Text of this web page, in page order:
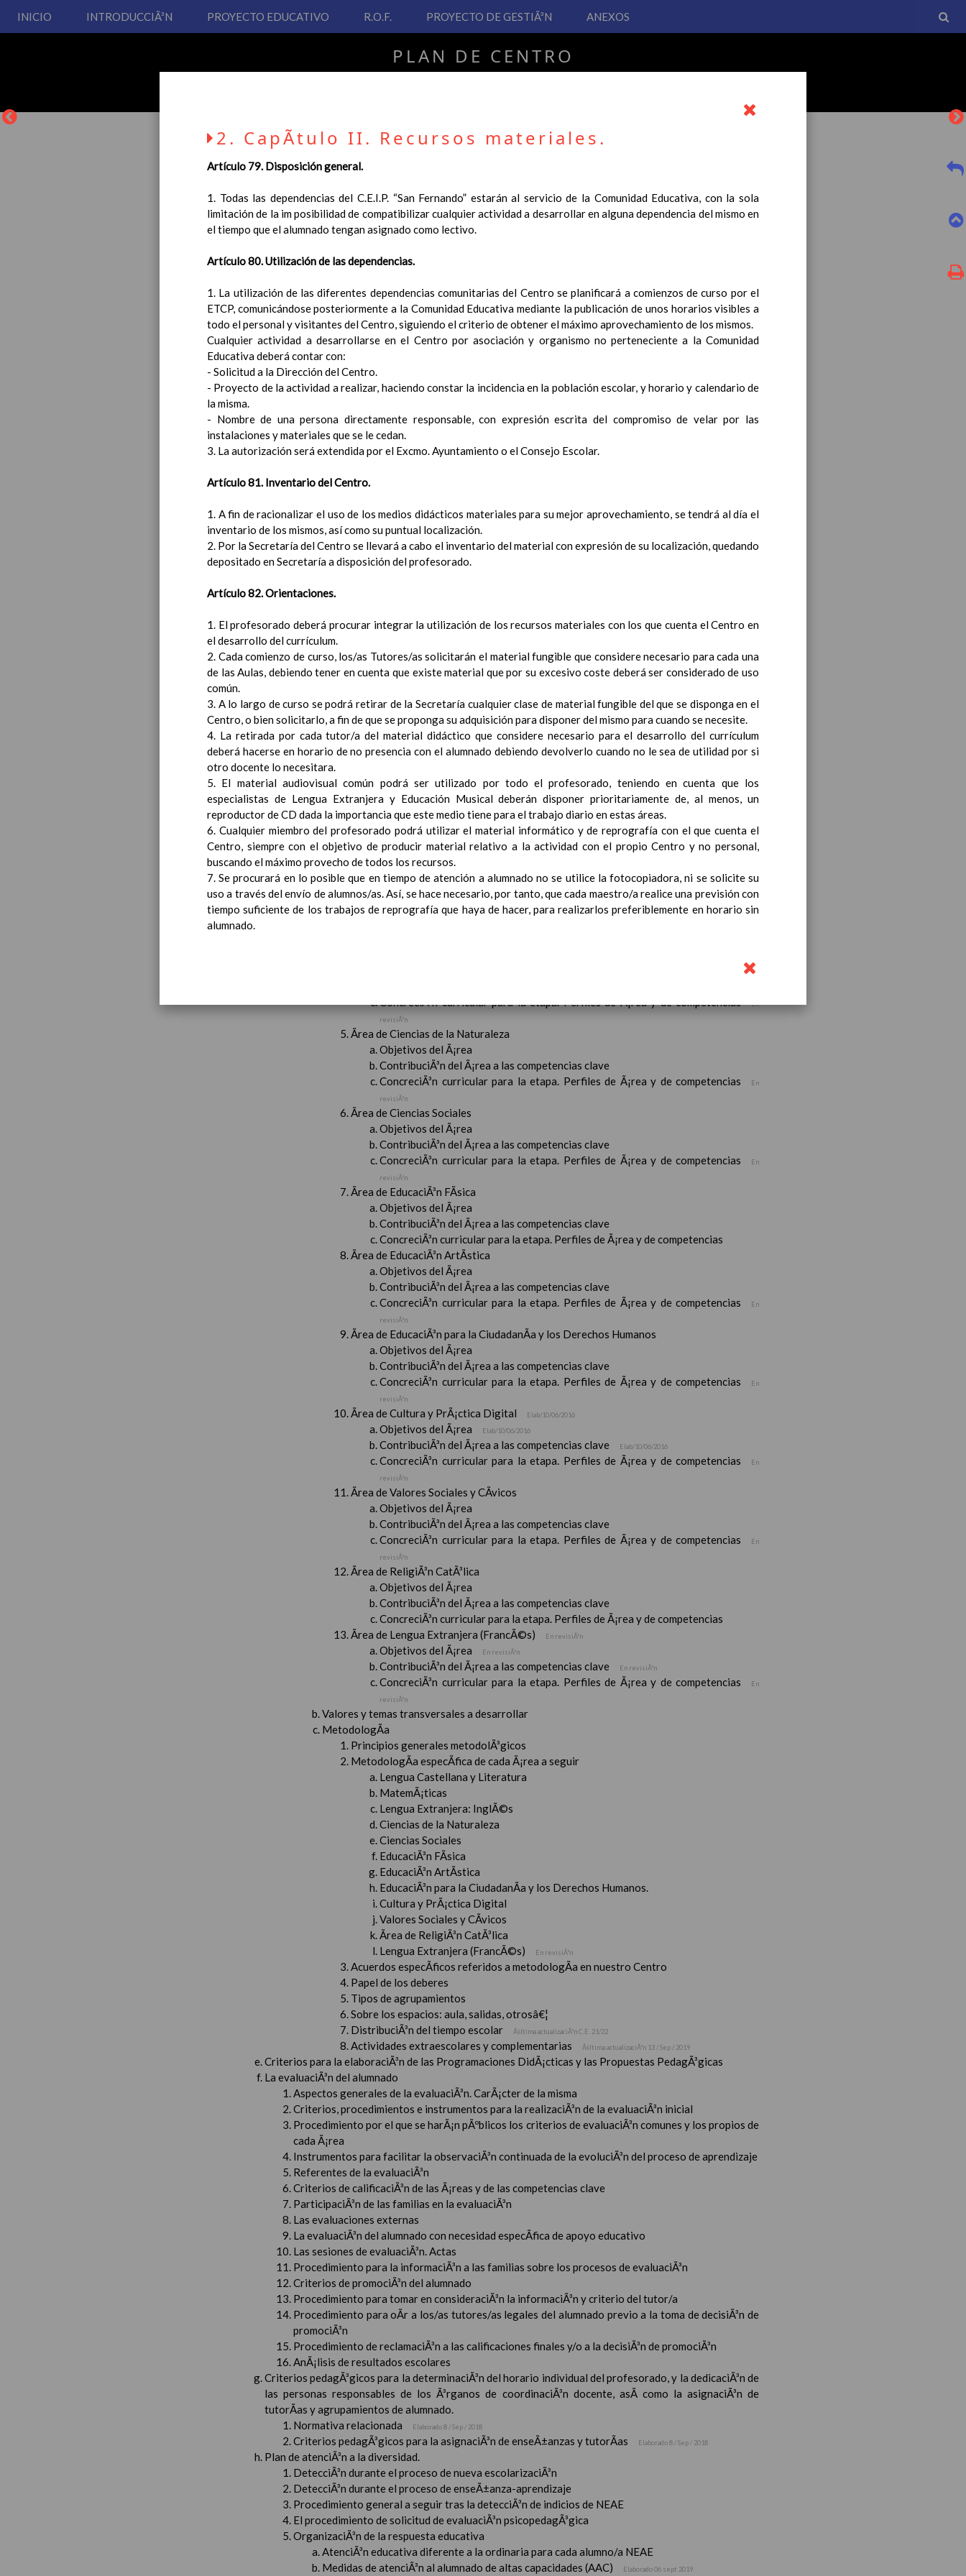
INICIO INTRODUCCIÃ³N PROYECTO EDUCATIVO R.O.F. PROYECTO DE GESTIÃ³N ANEXOS
PLAN DE CENTRO
La entrada en vigor del Real Decreto 126/2014, de 28 de febrero, por el que se establece el currículo básico de la
Educación Primaria, se ha hecho necesario la revisión y adecuación de nuestro Plan de Centro a esta normativa, el
Contenido
IntroducciÃ³n
AnÃ¡lisis del Contexto
Proyecto Educativo
Marco Normativo
LÃ­neas generales de actuaciÃ³n pedagÃ³gica
CoordinaciÃ³n y concreciÃ³n de los contenidos curriculares, asÃ­ como el tratamiento transversal en las
Ã¡reas de la educaciÃ³n en valores y otras enseÃ±anzas
Objetivos generales
InterrelaciÃ³n de las inteligencias mÃºltiples con los objetivos generales y de Ã¡reas
curriculares.
Competencias bÃ¡sicas
15 noviembre 2019
ProgramaciÃ³n y relaciÃ³n de los elementos curriculares del 2Âº ciclo de e. Infantil
EvaluaciÃ³n
AtenciÃ³n a la diversidad
15 noviembre 2019
Proyecto curricular de ReligiÃ³n CatÃ³lica en Segundo Ciclo de Infantil
ConcreciÃ³n curricular para la etapa
15 noviembre 2019
Ãrea III: Lenguajes: comunicaciÃ³n y representaciÃ³n 15 noviembre 2019
Ãrea I: Conocimiento de sÃ­ mismo y autonomÃ­a personal 15 noviembre 2019
MetodologÃ­a 15 noviembre 2019
Recursos 15 noviembre 2019
EducaciÃ³n Primaria
CoordinaciÃ³n y concreciÃ³n curricular
Objetivos de la etapa
Ãrea de Lengua Castellana y Literatura
Objetivos del Ã¡rea
ContribuciÃ³n del Ã¡rea a las competencias clave
ConcreciÃ³n curricular para la etapa. Perfiles de Ã¡rea y de competencias
En
revisiÃ³n
Ãrea de MatemÃ¡ticas
Objetivos del Ã¡rea
ContribuciÃ³n del Ã¡rea a las competencias clave
ConcreciÃ³n curricular para la etapa. Perfiles de Ã¡rea y de competencias
En
revisiÃ³n
Ãrea de Ciencias de la Naturaleza
Objetivos del Ã¡rea
ContribuciÃ³n del Ã¡rea a las competencias clave
ConcreciÃ³n curricular para la etapa. Perfiles de Ã¡rea y de competencias
En
revisiÃ³n
Ãrea de Ciencias Sociales
Objetivos del Ã¡rea
ContribuciÃ³n del Ã¡rea a las competencias clave
ConcreciÃ³n curricular para la etapa. Perfiles de Ã¡rea y de competencias
En
revisiÃ³n
Ãrea de EducaciÃ³n FÃ­sica
Objetivos del Ã¡rea
ContribuciÃ³n del Ã¡rea a las competencias clave
ConcreciÃ³n curricular para la etapa. Perfiles de Ã¡rea y de competencias
Ãrea de EducaciÃ³n ArtÃ­stica
Objetivos del Ã¡rea
ContribuciÃ³n del Ã¡rea a las competencias clave
ConcreciÃ³n curricular para la etapa. Perfiles de Ã¡rea y de competencias
En
revisiÃ³n
Ãrea de EducaciÃ³n para la CiudadanÃ­a y los Derechos Humanos
Objetivos del Ã¡rea
ContribuciÃ³n del Ã¡rea a las competencias clave
ConcreciÃ³n curricular para la etapa. Perfiles de Ã¡rea y de competencias
En
revisiÃ³n
Ãrea de Cultura y PrÃ¡ctica Digital Elab/10/06/2016
Objetivos del Ã¡rea Elab/10/06/2016
ContribuciÃ³n del Ã¡rea a las competencias clave Elab/10/06/2016
ConcreciÃ³n curricular para la etapa. Perfiles de Ã¡rea y de competencias
En
revisiÃ³n
Ãrea de Valores Sociales y CÃ­vicos
Objetivos del Ã¡rea
ContribuciÃ³n del Ã¡rea a las competencias clave
ConcreciÃ³n curricular para la etapa. Perfiles de Ã¡rea y de competencias
En
revisiÃ³n
Ãrea de ReligiÃ³n CatÃ³lica
Objetivos del Ã¡rea
ContribuciÃ³n del Ã¡rea a las competencias clave
ConcreciÃ³n curricular para la etapa. Perfiles de Ã¡rea y de competencias
Ãrea de Lengua Extranjera (FrancÃ©s)
En revisiÃ³n
Objetivos del Ã¡rea En revisiÃ³n
ContribuciÃ³n del Ã¡rea a las competencias clave En revisiÃ³n
ConcreciÃ³n curricular para la etapa. Perfiles de Ã¡rea y de competencias
En
revisiÃ³n
Valores y temas transversales a desarrollar
MetodologÃ­a
Principios generales metodolÃ³gicos
MetodologÃ­a especÃ­fica de cada Ã¡rea a seguir
Lengua Castellana y Literatura
MatemÃ¡ticas
Lengua Extranjera: InglÃ©s
Ciencias de la Naturaleza
Ciencias Sociales
EducaciÃ³n FÃ­sica
EducaciÃ³n ArtÃ­stica
EducaciÃ³n para la CiudadanÃ­a y los Derechos Humanos.
Cultura y PrÃ¡ctica Digital
Valores Sociales y CÃ­vicos
Ãrea de ReligiÃ³n CatÃ³lica
Lengua Extranjera (FrancÃ©s)
En revisiÃ³n
Acuerdos especÃ­ficos referidos a metodologÃ­a en nuestro Centro
Papel de los deberes
Tipos de agrupamientos
Sobre los espacios: aula, salidas, otrosâ€¦
DistribuciÃ³n del tiempo escolar
Ãšltima actualizaciÃ³n C.E. 21/22
Actividades extraescolares y complementarias Ãšltima actualizaciÃ³n 13 / Sep / 2019
Criterios para la elaboraciÃ³n de las Programaciones DidÃ¡cticas y las Propuestas PedagÃ³gicas
La evaluaciÃ³n del alumnado
Aspectos generales de la evaluaciÃ³n. CarÃ¡cter de la misma
Criterios, procedimientos e instrumentos para la realizaciÃ³n de la evaluaciÃ³n inicial
Procedimiento por el que se harÃ¡n pÃºblicos los criterios de evaluaciÃ³n comunes y los propios de
cada Ã¡rea
Instrumentos para facilitar la observaciÃ³n continuada de la evoluciÃ³n del proceso de aprendizaje
Referentes de la evaluaciÃ³n
Criterios de calificaciÃ³n de las Ã¡reas y de las competencias clave
ParticipaciÃ³n de las familias en la evaluaciÃ³n
Las evaluaciones externas
La evaluaciÃ³n del alumnado con necesidad especÃ­fica de apoyo educativo
Las sesiones de evaluaciÃ³n. Actas
Procedimiento para la informaciÃ³n a las familias sobre los procesos de evaluaciÃ³n
Criterios de promociÃ³n del alumnado
Procedimiento para tomar en consideraciÃ³n la informaciÃ³n y criterio del tutor/a
Procedimiento para oÃ­r a los/as tutores/as legales del alumnado previo a la toma de decisiÃ³n de
promociÃ³n
Procedimiento de reclamaciÃ³n a las calificaciones finales y/o a la decisiÃ³n de promociÃ³n
AnÃ¡lisis de resultados escolares
Criterios pedagÃ³gicos para la determinaciÃ³n del horario individual del profesorado, y la dedicaciÃ³n de
las personas responsables de los Ã³rganos de coordinaciÃ³n docente, asÃ­ como la asignaciÃ³n de
tutorÃ­as y agrupamientos de alumnado.
Normativa relacionada
Elaborado 8 / Sep / 2018
Criterios pedagÃ³gicos para la asignaciÃ³n de enseÃ±anzas y tutorÃ­as Elaborado 8 / Sep / 2018
Plan de atenciÃ³n a la diversidad.
DetecciÃ³n durante el proceso de nueva escolarizaciÃ³n
DetecciÃ³n durante el proceso de enseÃ±anza-aprendizaje
Procedimiento general a seguir tras la detecciÃ³n de indicios de NEAE
El procedimiento de solicitud de evaluaciÃ³n psicopedagÃ³gica
OrganizaciÃ³n de la respuesta educativa
AtenciÃ³n educativa diferente a la ordinaria para cada alumno/a NEAE
Medidas de atenciÃ³n al alumnado de altas capacidades (AAC)
Elaborado 06 sept 2019
2. CapÃ­tulo II. Recursos materiales.
Artículo 79. Disposición general.
1. Todas las dependencias del C.E.I.P. “San Fernando” estarán al servicio de la Comunidad Educativa, con la sola
limitación de la im posibilidad de compatibilizar cualquier actividad a desarrollar en alguna dependencia del mismo en
el tiempo que el alumnado tengan asignado como lectivo.
Artículo 80. Utilización de las dependencias.
1. La utilización de las diferentes dependencias comunitarias del Centro se planificará a comienzos de curso por el
ETCP, comunicándose posteriormente a la Comunidad Educativa mediante la publicación de unos horarios visibles a
todo el personal y visitantes del Centro, siguiendo el criterio de obtener el máximo aprovechamiento de los mismos.
Cualquier actividad a desarrollarse en el Centro por asociación y organismo no perteneciente a la Comunidad
Educativa deberá contar con:
- Solicitud a la Dirección del Centro.
- Proyecto de la actividad a realizar, haciendo constar la incidencia en la población escolar, y horario y calendario de
la misma.
- Nombre de una persona directamente responsable, con expresión escrita del compromiso de velar por las
instalaciones y materiales que se le cedan.
3. La autorización será extendida por el Excmo. Ayuntamiento o el Consejo Escolar.
Artículo 81. Inventario del Centro.
1. A fin de racionalizar el uso de los medios didácticos materiales para su mejor aprovechamiento, se tendrá al día el
inventario de los mismos, así como su puntual localización.
2. Por la Secretaría del Centro se llevará a cabo el inventario del material con expresión de su localización, quedando
depositado en Secretaría a disposición del profesorado.
Artículo 82. Orientaciones.
1. El profesorado deberá procurar integrar la utilización de los recursos materiales con los que cuenta el Centro en
el desarrollo del currículum.
2. Cada comienzo de curso, los/as Tutores/as solicitarán el material fungible que considere necesario para cada una
de las Aulas, debiendo tener en cuenta que existe material que por su excesivo coste deberá ser considerado de uso
común.
3. A lo largo de curso se podrá retirar de la Secretaría cualquier clase de material fungible del que se disponga en el
Centro, o bien solicitarlo, a fin de que se proponga su adquisición para disponer del mismo para cuando se necesite.
4. La retirada por cada tutor/a del material didáctico que considere necesario para el desarrollo del currículum
deberá hacerse en horario de no presencia con el alumnado debiendo devolverlo cuando no le sea de utilidad por si
otro docente lo necesitara.
5. El material audiovisual común podrá ser utilizado por todo el profesorado, teniendo en cuenta que los
especialistas de Lengua Extranjera y Educación Musical deberán disponer prioritariamente de, al menos, un
reproductor de CD dada la importancia que este medio tiene para el trabajo diario en estas áreas.
6. Cualquier miembro del profesorado podrá utilizar el material informático y de reprografía con el que cuenta el
Centro, siempre con el objetivo de producir material relativo a la actividad con el propio Centro y no personal,
buscando el máximo provecho de todos los recursos.
7. Se procurará en lo posible que en tiempo de atención a alumnado no se utilice la fotocopiadora, ni se solicite su
uso a través del envío de alumnos/as. Así, se hace necesario, por tanto, que cada maestro/a realice una previsión con
tiempo suficiente de los trabajos de reprografía que haya de hacer, para realizarlos preferiblemente en horario sin
alumnado.